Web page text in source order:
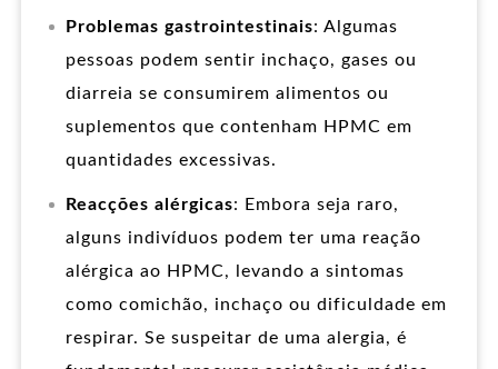
Problemas gastrointestinais: Algumas
pessoas podem sentir inchaço, gases ou
diarreia se consumirem alimentos ou
suplementos que contenham HPMC em
quantidades excessivas.
Reacções alérgicas: Embora seja raro,
alguns indivíduos podem ter uma reação
alérgica ao HPMC, levando a sintomas
como comichão, inchaço ou dificuldade em
respirar. Se suspeitar de uma alergia, é